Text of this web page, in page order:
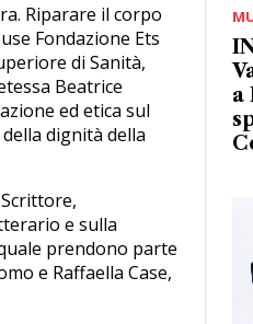
Riparare il corpo
Fondazione Ets
di Sanità,
Beatrice
ed etica sul
dignità della
e sulla
prendono parte
e Raffaella Case,
a